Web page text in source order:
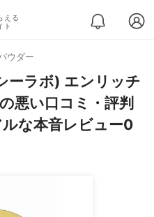
える
ト
ウダー
ーラボ) エンリッチ
悪い口コミ・評判
な本音レビュー0